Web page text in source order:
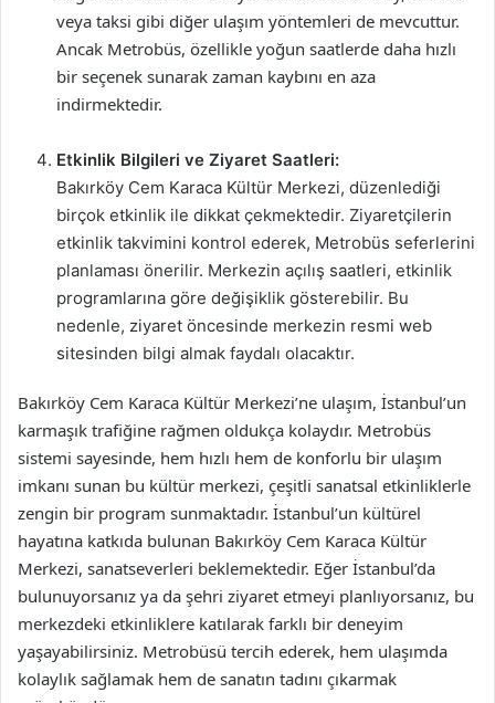
veya taksi gibi diğer ulaşım yöntemleri de mevcuttur.
Ancak Metrobüs, özellikle yoğun saatlerde daha hızlı
bir seçenek sunarak zaman kaybını en aza
indirmektedir.
Etkinlik Bilgileri ve Ziyaret Saatleri:
Bakırköy Cem Karaca Kültür Merkezi, düzenlediği
birçok etkinlik ile dikkat çekmektedir. Ziyaretçilerin
etkinlik takvimini kontrol ederek, Metrobüs seferlerini
planlaması önerilir. Merkezin açılış saatleri, etkinlik
programlarına göre değişiklik gösterebilir. Bu
nedenle, ziyaret öncesinde merkezin resmi web
sitesinden bilgi almak faydalı olacaktır.
Bakırköy Cem Karaca Kültür Merkezi’ne ulaşım, İstanbul’un
karmaşık trafiğine rağmen oldukça kolaydır. Metrobüs
sistemi sayesinde, hem hızlı hem de konforlu bir ulaşım
imkanı sunan bu kültür merkezi, çeşitli sanatsal etkinliklerle
zengin bir program sunmaktadır. İstanbul’un kültürel
hayatına katkıda bulunan Bakırköy Cem Karaca Kültür
Merkezi, sanatseverleri beklemektedir. Eğer İstanbul’da
bulunuyorsanız ya da şehri ziyaret etmeyi planlıyorsanız, bu
merkezdeki etkinliklere katılarak farklı bir deneyim
yaşayabilirsiniz. Metrobüsü tercih ederek, hem ulaşımda
kolaylık sağlamak hem de sanatın tadını çıkarmak